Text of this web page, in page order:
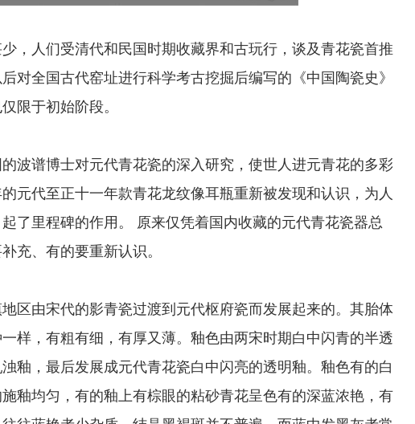
人们受清代和民国时期收藏界和古玩行，谈及青花瓷首推
对全国古代窑址进行科学考古挖掘后编写的《中国陶瓷史》
限于初始阶段。
谱博士对元代青花瓷的深入研究，使世人进元青花的多彩
元代至正十一年款青花龙纹像耳瓶重新被发现和认识，为人
了里程碑的作用。 原来仅凭着国内收藏的元代青花瓷器总
充、有的要重新认识。
由宋代的影青瓷过渡到元代枢府瓷而发展起来的。其胎体
样，有粗有细，有厚又薄。釉色由两宋时期白中闪青的半透
釉，最后发展成元代青花瓷白中闪亮的透明釉。釉色有的白
釉均匀，有的釉上有棕眼的粘砂青花呈色有的深蓝浓艳，有